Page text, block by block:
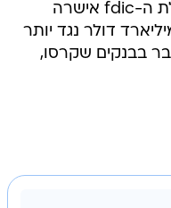
בנקורפ, שקרס ב-2008. הנהלת ה-fdic אישרה
תביעות בסך יותר מ-2 מיליארד דולר נגד יותר
בבנקים שקרסו,